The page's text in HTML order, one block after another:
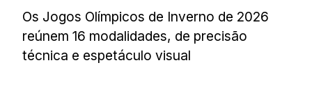
Os Jogos Olímpicos de Inverno de 2026
reúnem 16 modalidades, de precisão
técnica e espetáculo visual